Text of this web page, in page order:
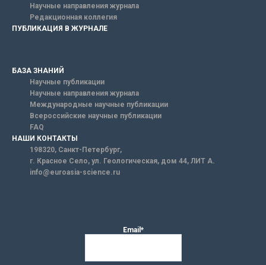
Научные направления журнала
Редакционная коллегия
ПУБЛИКАЦИЯ В ЖУРНАЛЕ
БАЗА ЗНАНИЙ
Научные публикации
Научные направления журнала
Международные научные публикации
Всероссийские научные публикации
FAQ
НАШИ КОНТАКТЫ
198320, Санкт-Петербург,
г. Красное Село, ул. Геологическая, дом 44, ЛИТ А.
info@euroasia-science.ru
Email*